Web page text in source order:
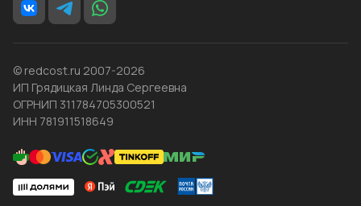
© redcost.ru 2007-2026
ИП Грядицкая Линда Сергеевна
ОГРНИП 311784705300521
ИНН 781911518649